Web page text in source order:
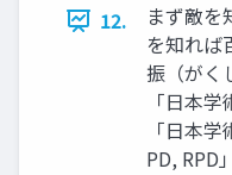
12.
まず敵を
を知れば
振（がく
「日本
「日本
PD, RPD